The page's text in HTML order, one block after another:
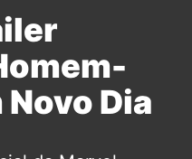
Dia